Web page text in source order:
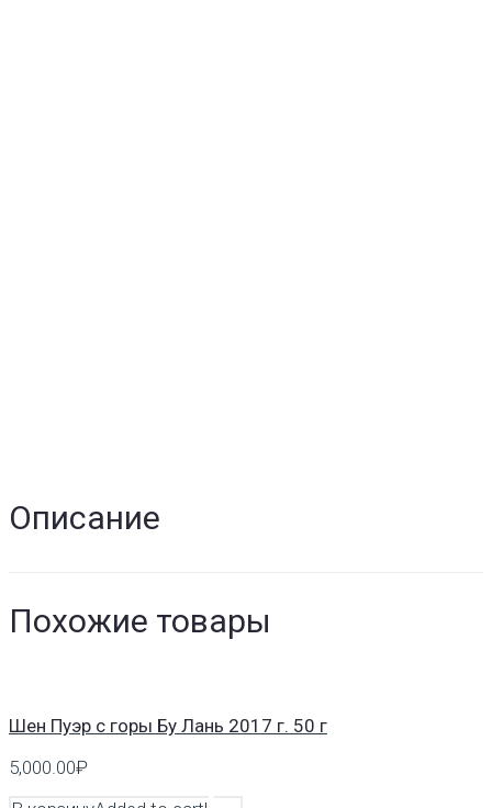
Описание
Похожие товары
Шен Пуэр с горы Бу Лань 2017 г. 50 г
5,000.00₽